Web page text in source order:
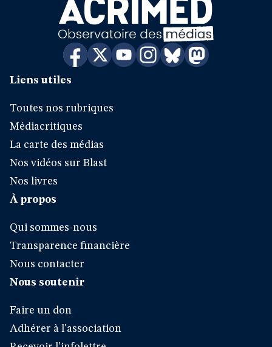
Liens utiles
Toutes nos rubriques
Médiacritiques
La carte des médias
Nos vidéos sur Blast
Nos livres
À propos
Qui sommes-nous
Transparence financière
Nous contacter
Nous soutenir
Faire un don
Adhérer à l'association